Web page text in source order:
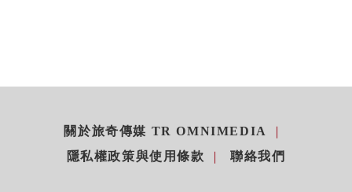
關於旅奇傳媒 TR OMNIMEDIA
隱私權政策與使用條款
聯絡我們